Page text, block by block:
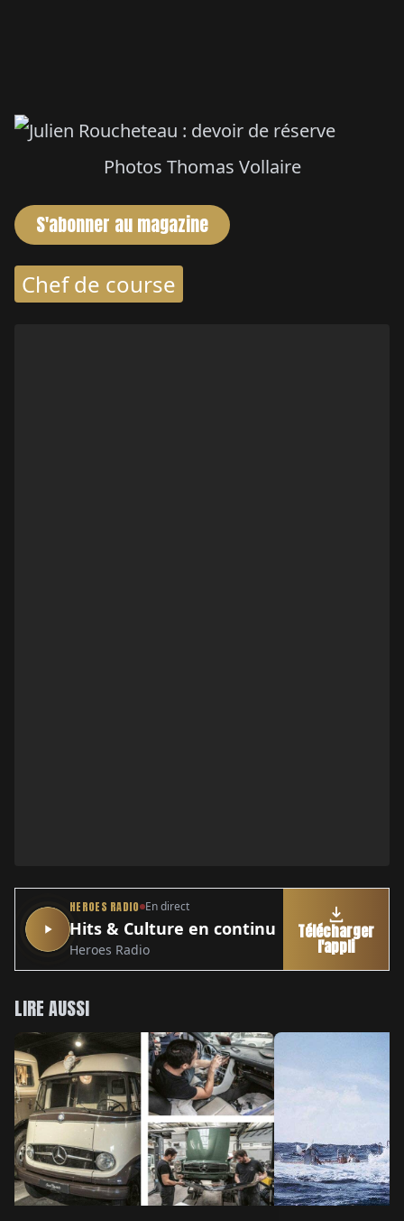
Photos Thomas Vollaire
S'abonner au magazine
Chef de course
HEROES RADIO En direct
Hits & Culture en continu
Heroes Radio
Télécharger
l'appli
LIRE AUSSI